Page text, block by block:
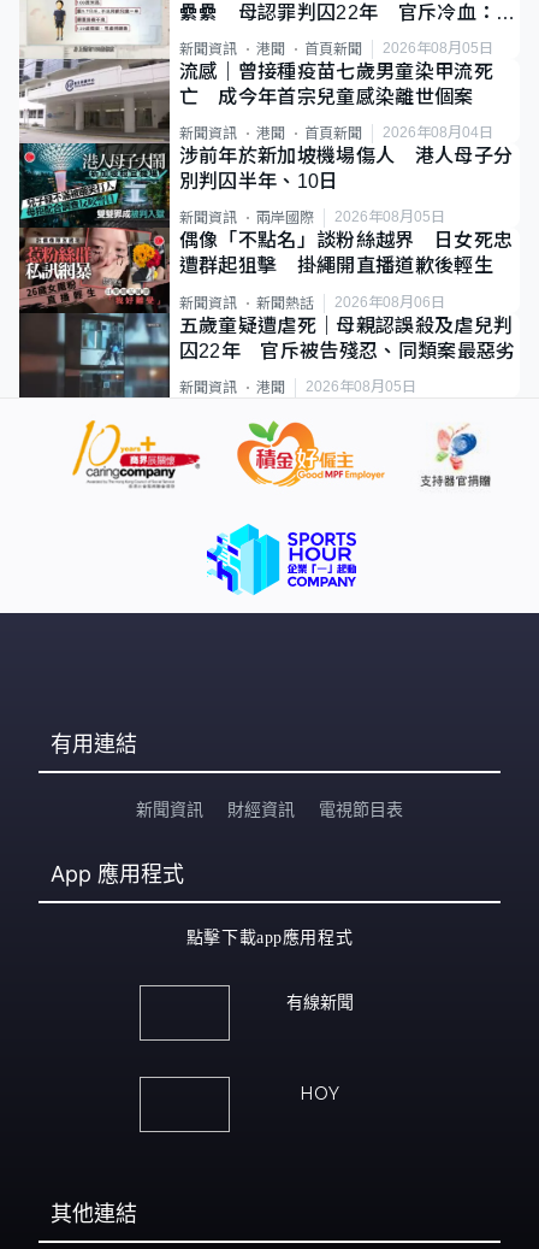
纍纍 母認罪判囚22年 官斥冷血：同
類案最惡劣
新聞資訊 港聞 首頁新聞 2026年08月05日
流感｜曾接種疫苗七歲男童染甲流死
亡 成今年首宗兒童感染離世個案
新聞資訊 港聞 首頁新聞 2026年08月04日
涉前年於新加坡機場傷人 港人母子分
別判囚半年、10日
新聞資訊 兩岸國際 2026年08月05日
偶像「不點名」談粉絲越界 日女死忠
遭群起狙擊 掛繩開直播道歉後輕生
新聞資訊 新聞熱話 2026年08月06日
五歲童疑遭虐死｜母親認誤殺及虐兒判
囚22年 官斥被告殘忍、同類案最惡劣
新聞資訊 港聞 2026年08月05日
有用連結
新聞資訊 財經資訊 電視節目表
App 應用程式
點擊下載app應用程式
有線新聞
HOY
其他連結